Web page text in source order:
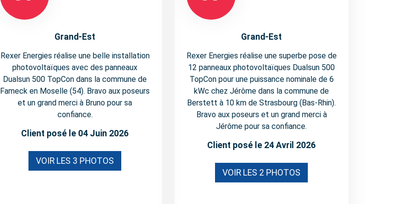
Grand-Est
Rexer Energies réalise une belle installation
photovoltaïques avec des panneaux
Dualsun 500 TopCon dans la commune de
Fameck en Moselle (54). Bravo aux poseurs
et un grand merci à Bruno pour sa
confiance.
Client posé le 04 Juin 2026
VOIR LES 3 PHOTOS
Grand-Est
Rexer Energies réalise une superbe pose de
12 panneaux photovoltaïques Dualsun 500
TopCon pour une puissance nominale de 6
kWc chez Jérôme dans la commune de
Berstett à 10 km de Strasbourg (Bas-Rhin).
Bravo aux poseurs et un grand merci à
Jérôme pour sa confiance.
Client posé le 24 Avril 2026
VOIR LES 2 PHOTOS